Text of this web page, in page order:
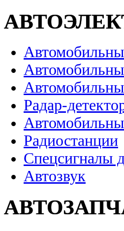
Радар-
Радиостанции
Спецсигналы
Автозвук